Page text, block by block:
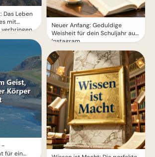
Das Leben
mit
verbringen
-
für ein
Neuer Anfang: Geduldige
Weisheit für dein Schuljahr auf
Instagram.